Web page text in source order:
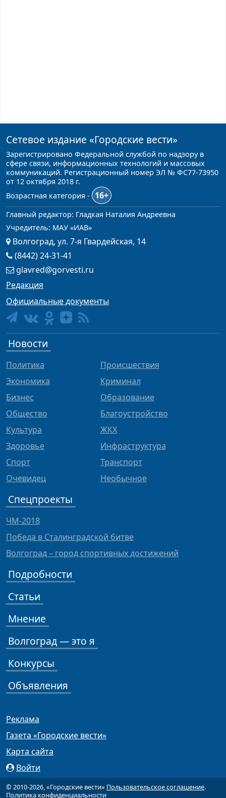
Сетевое издание «Городские вести»
Зарегистрировано Федеральной службой по надзору в
сфере связи, информационных технологий и массовых
коммуникаций. Регистрационный номер ЭЛ № ФС77-73950
от 12 октября 2018 г.
Возрастная категория -
16+
Главный редактор: Гладкая Наталия Андреевна
Учредитель: МАУ «ИАВ»
Волгоград, ул. 7-я Гвардейская, 14
(8442) 24-31-41
glavred@gorvesti.ru
Редакция
Официальные документы
Новости
Политика
Экономика
Бизнес
Общество
Культура
Здоровье
Спорт
Очевидец
Происшествия
Криминал
Образование
Благоустройство
ЖКХ
Инфраструктура
Транспорт
Необычное
Спецпроекты
ЧМ-2018
Победа в Сталинградской битве
Волгоград – город спортивных достижений
Подробности
Статьи
Мнение
Волгоград — это я
Конкурсы
Объявления
Реклама
Газета «Городские вести»
Карта сайта
Войти
© 2010-2026, «Городские вести» Пользовательское соглашение.
Политика конфиденциальности